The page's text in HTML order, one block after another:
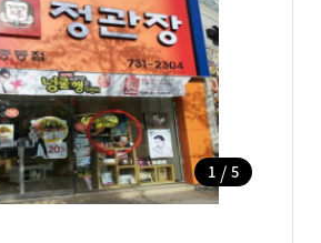
1 / 5